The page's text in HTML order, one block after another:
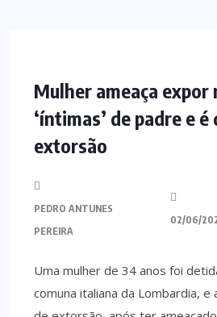
Mulher ameaça expor
‘íntimas’ de padre e
extorsão
PEDRO ANTUNES
PEREIRA
02/06/
Uma mulher de 34 anos foi
comuna italiana da Lombardia, e